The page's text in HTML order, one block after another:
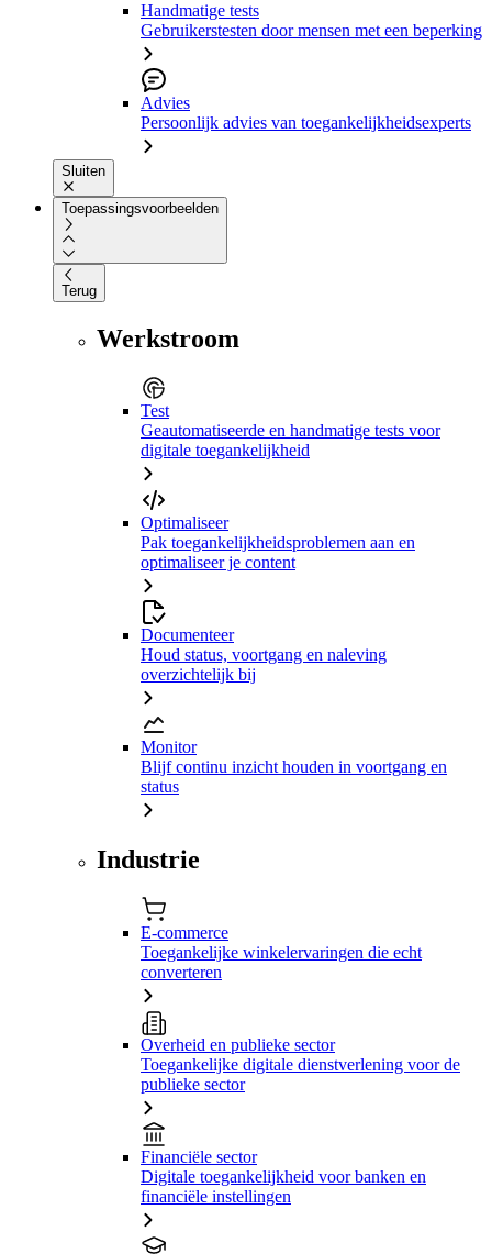
Handmatige tests
Gebruikerstesten door mensen met een beperking
Advies
Persoonlijk advies van toegankelijkheidsexperts
Sluiten
Toepassingsvoorbeelden
Terug
Werkstroom
Test
Geautomatiseerde en handmatige tests voor
digitale toegankelijkheid
Optimaliseer
Pak toegankelijkheidsproblemen aan en
optimaliseer je content
Documenteer
Houd status, voortgang en naleving
overzichtelijk bij
Monitor
Blijf continu inzicht houden in voortgang en
status
Industrie
E-commerce
Toegankelijke winkelervaringen die echt
converteren
Overheid en publieke sector
Toegankelijke digitale dienstverlening voor de
publieke sector
Financiële sector
Digitale toegankelijkheid voor banken en
financiële instellingen